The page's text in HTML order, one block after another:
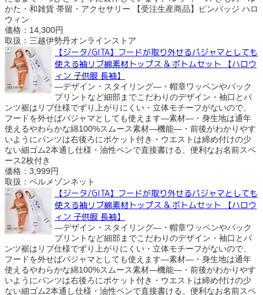
かた・和雑貨 帯留・アクセサリー 【受注生産商品】ピンバッジ ハロ
ウィン
価格：14,300円
取扱：三越伊勢丹オンラインストア
【ジータ/GITA】フードが取り外せるパジャマとしても
使える袖リブ綿素材トップス & ボトムセット 【ハロウ
ィン 子供服 長袖】
―デザイン・スタイリング―・帽章ワッペンやバック
プリントなど細部までこだわりのデザイン・袖口とパ
ンツ裾はリブ仕様でずり上がりにくい・立体モチーフがないので、
フードを外せばパジャマとしても使えます―素材―・身生地は通年
使えるやわらかな綿100%スムース素材―機能―・前後がわかりやす
いようにパンツは右後ろにポケット付き・ウエストは締め付けの少
ない細ゴム2本通し仕様・油性ペンで直接書ける、便利なお名前スペ
ース2枚付き
価格：3,999円
取扱：ベルメゾンネット
【ジータ/GITA】フードが取り外せるパジャマとしても
使える袖リブ綿素材トップス & ボトムセット 【ハロウ
ィン 子供服 長袖】
―デザイン・スタイリング―・帽章ワッペンやバック
プリントなど細部までこだわりのデザイン・袖口とパ
ンツ裾はリブ仕様でずり上がりにくい・立体モチーフがないので、
フードを外せばパジャマとしても使えます―素材―・身生地は通年
使えるやわらかな綿100%スムース素材―機能―・前後がわかりやす
いようにパンツは右後ろにポケット付き・ウエストは締め付けの少
ない細ゴム2本通し仕様・油性ペンで直接書ける、便利なお名前スペ